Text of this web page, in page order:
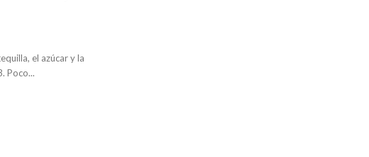
el azúcar y la
Poco...